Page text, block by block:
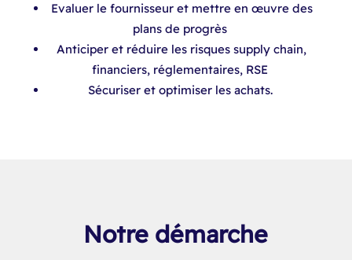
Evaluer le fournisseur et mettre en œuvre des
plans de progrès ​
Anticiper et réduire les risques supply chain,
financiers, réglementaires, RSE ​
Sécuriser et optimiser les achats. ​
Notre démarche